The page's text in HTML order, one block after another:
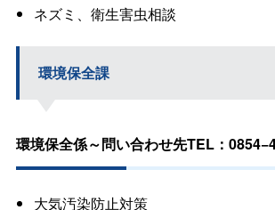
ネズミ、衛生害虫相談
環境保全課
環境保全係～問い合わせ先TEL：
大気汚染防止対策